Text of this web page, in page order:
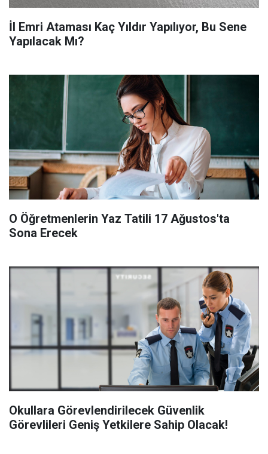
İl Emri Ataması Kaç Yıldır Yapılıyor, Bu Sene
Yapılacak Mı?
O Öğretmenlerin Yaz Tatili 17 Ağustos'ta
Sona Erecek
Okullara Görevlendirilecek Güvenlik
Görevlileri Geniş Yetkilere Sahip Olacak!